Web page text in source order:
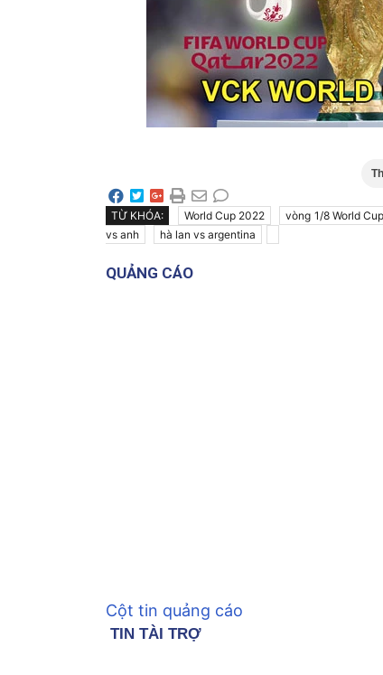
TỪ KHÓA: World Cup 2022 vòng 1/8 World
vs anh
hà lan vs argentina
QUẢNG CÁO
Cột tin quảng cáo